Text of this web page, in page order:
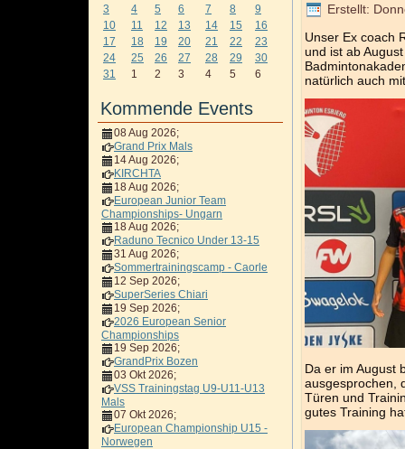
3
4 5 6 7 8
9
10
11 12 13 14 15
16
17
18 19 20 21 22
23
24
25 26 27 28 29
30
31
1 2 3 4 5 6
Kommende Events
08 Aug 2026;
Grand Prix Mals
14 Aug 2026;
KIRCHTA
18 Aug 2026;
European Junior Team
Championships- Ungarn
18 Aug 2026;
Raduno Tecnico Under 13-15
31 Aug 2026;
Sommertrainingscamp - Caorle
12 Sep 2026;
SuperSeries Chiari
19 Sep 2026;
2026 European Senior
Championships
19 Sep 2026;
GrandPrix Bozen
03 Okt 2026;
VSS Trainingstag U9-U11-U13
Mals
07 Okt 2026;
European Championship U15 -
Norwegen
Erstellt:
Unser Ex coach
und ist ab
natürlich auch
Da er im August
ausgesprochen,
Türen und
gutes Training